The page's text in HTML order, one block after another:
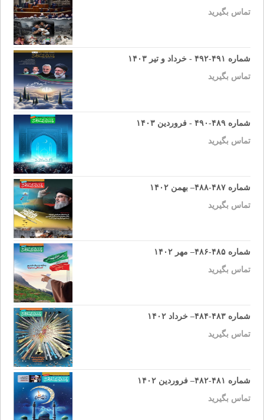
تماس بگیرید
شماره ۴۹۱-۴۹۲ - خرداد و تیر ۱۴۰۳
تماس بگیرید
شماره ۴۸۹-۴۹۰ - فروردین ۱۴۰۳
تماس بگیرید
شماره ۴۸۷-۴۸۸– بهمن ۱۴۰۲
تماس بگیرید
شماره ۴۸۵-۴۸۶– مهر ۱۴۰۲
تماس بگیرید
شماره ۴۸۳-۴۸۴– خرداد ۱۴۰۲
تماس بگیرید
شماره ۴۸۱-۴۸۲– فروردین ۱۴۰۲
تماس بگیرید